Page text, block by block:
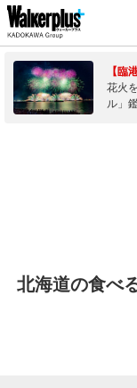
【臨
花火
ル」
北海道の食べ